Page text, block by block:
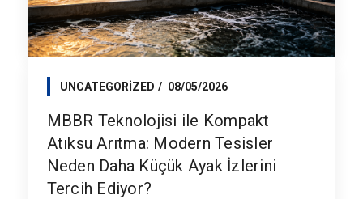
UNCATEGORIZED 08/05/2026
MBBR Teknolojisi ile Kompakt
Atıksu Arıtma: Modern Tesisler
Neden Daha Küçük Ayak İzlerini
Tercih Ediyor?